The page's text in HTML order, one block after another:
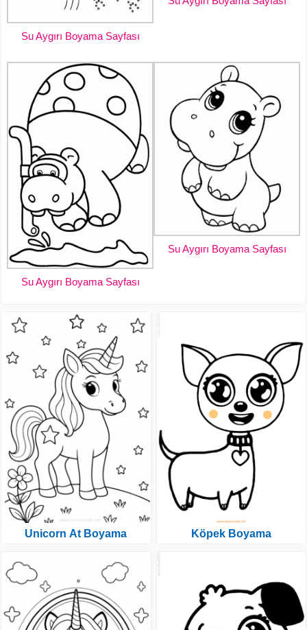
Su Aygırı Boyama Sayfası
Su Aygırı Boyama Sayfası
Su Aygırı Boyama Sayfası
Unicorn At Boyama Köpek Boyama